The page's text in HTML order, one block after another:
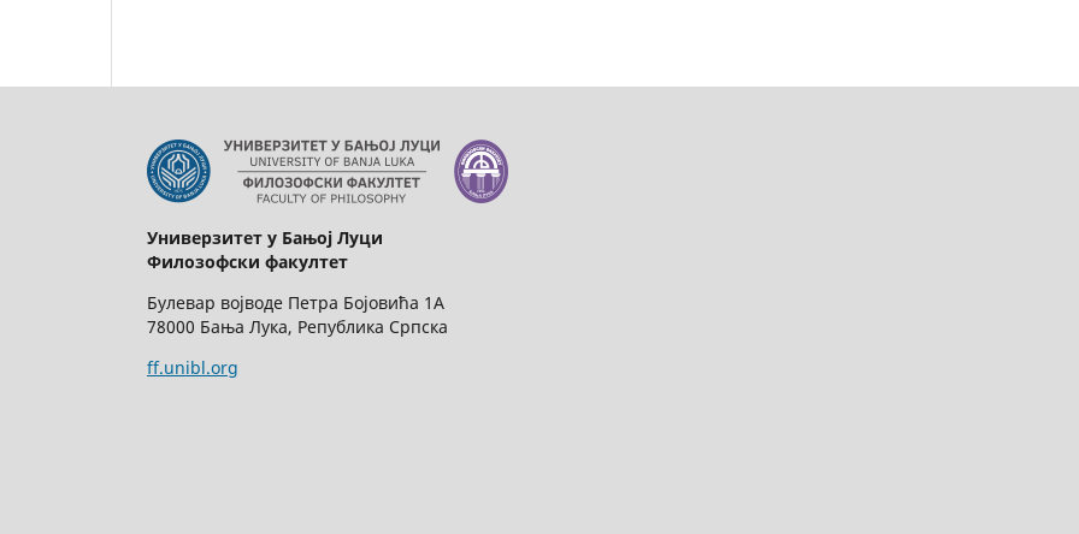
Универзитет у Бањој Луци
Филозофски факултет
Булевар војводе Петра Бојовића 1А
78000 Бања Лука, Република Српска
ff.unibl.org